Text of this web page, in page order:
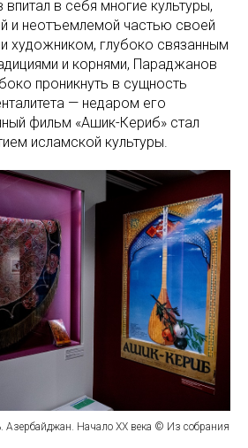
в себя многие культуры,
и неотъемлемой частью своей
художником, глубоко связанным
и корнями, Параджанов
проникнуть в сущность
— недаром его
фильм «Ашик-Кериб» стал
исламской культуры.
Азербайджан. Начало XX века © Из собрания